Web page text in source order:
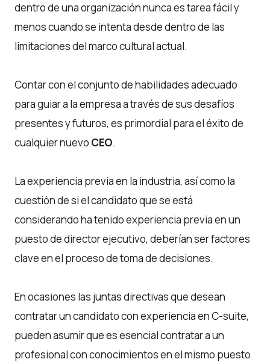
dentro de una organización nunca es tarea fácil y
menos cuando se intenta desde dentro de las
limitaciones del marco cultural actual.
Contar con el conjunto de habilidades adecuado
para guiar a la empresa a través de sus desafíos
presentes y futuros, es primordial para el éxito de
cualquier nuevo CEO.
La experiencia previa en la industria, así como la
cuestión de si el candidato que se está
considerando ha tenido experiencia previa en un
puesto de director ejecutivo, deberían ser factores
clave en el proceso de toma de decisiones.
En ocasiones las juntas directivas que desean
contratar un candidato con experiencia en C-suite,
pueden asumir que es esencial contratar a un
profesional con conocimientos en el mismo puesto